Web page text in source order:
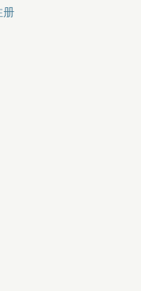
册